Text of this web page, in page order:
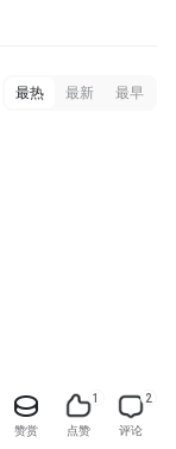
最热 最新 最早
赞赏
1
点赞
2
评论